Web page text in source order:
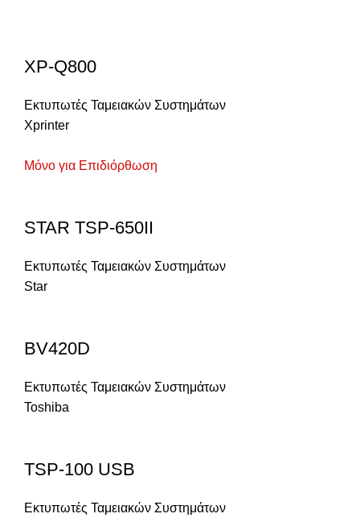
XP-Q800
Εκτυπωτές Ταμειακών Συστημάτων
Xprinter
Μόνο για Επιδιόρθωση
STAR TSP-650II
Εκτυπωτές Ταμειακών Συστημάτων
Star
BV420D
Εκτυπωτές Ταμειακών Συστημάτων
Toshiba
TSP-100 USB
Εκτυπωτές Ταμειακών Συστημάτων